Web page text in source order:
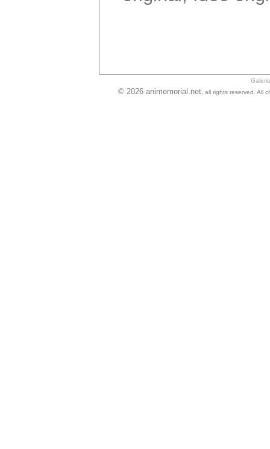
Galerie
© 2026 animemorial.net, all rights reserved. All